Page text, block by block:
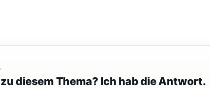
diesem Thema? Ich hab die Antwort.